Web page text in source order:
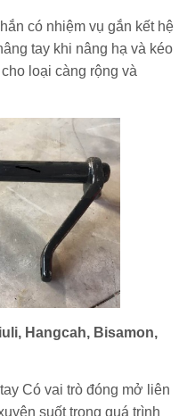
có nhiệm vụ gắn kết hệ
tay khi nâng hạ và kéo
loại càng rộng và
Hangcah, Bisamon,
Có vai trò đóng mở liên
suốt trong quá trình